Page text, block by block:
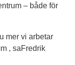
– både för
mer vi arbetar
, saFredrik